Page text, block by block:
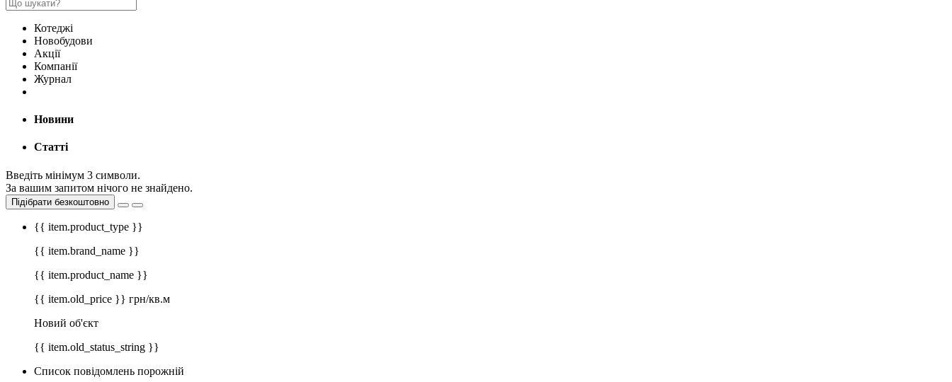
Котеджі
Новобудови
Акції
Компанії
Журнал
Новини
Статті
Введіть мінімум 3 символи.
За вашим запитом нічого не знайдено.
Підібрати безкоштовно
{{ item.product_type }}
{{ item.brand_name }}
{{ item.product_name }}
{{ item.old_price }} грн/кв.м
Новий об'єкт
{{ item.old_status_string }}
Список повідомлень порожній